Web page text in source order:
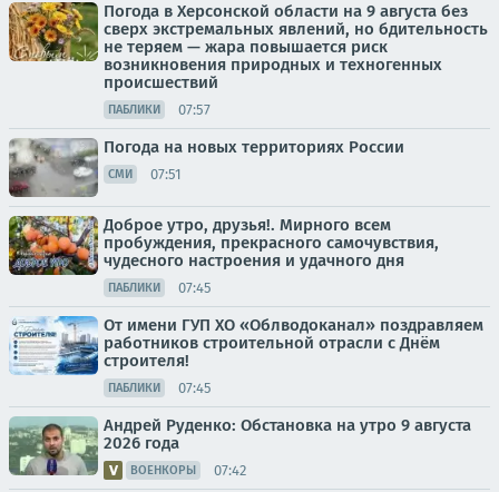
Погода в Херсонской области на 9 августа без
сверх экстремальных явлений, но бдительность
не теряем — жара повышается риск
возникновения природных и техногенных
происшествий
ПАБЛИКИ 07:57
Погода на новых территориях России
СМИ 07:51
Доброе утро, друзья!. Мирного всем
пробуждения, прекрасного самочувствия,
чудесного настроения и удачного дня
ПАБЛИКИ 07:45
От имени ГУП ХО «Облводоканал» поздравляем
работников строительной отрасли с Днём
строителя!
ПАБЛИКИ 07:45
Андрей Руденко: Обстановка на утро 9 августа
2026 года
ВОЕНКОРЫ 07:42